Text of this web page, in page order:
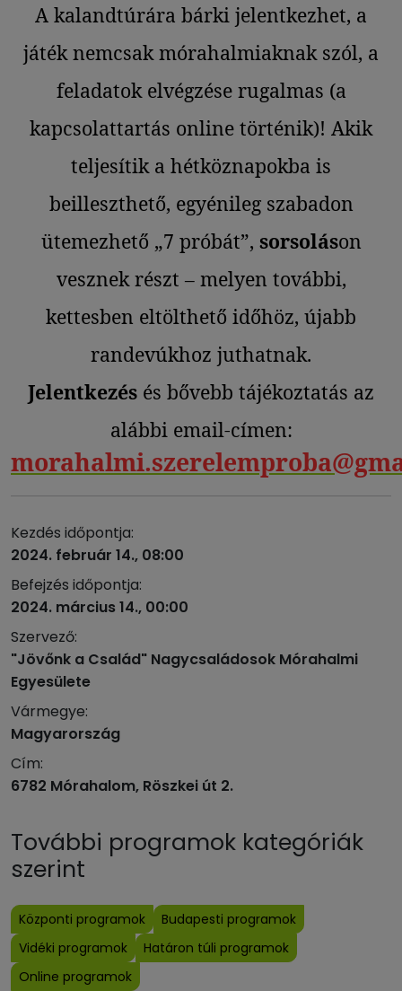
A kalandtúrára bárki jelentkezhet, a
játék nemcsak mórahalmiaknak szól, a
feladatok elvégzése rugalmas (a
kapcsolattartás online történik)! Akik
teljesítik a hétköznapokba is
beilleszthető, egyénileg szabadon
ütemezhető „7 próbát”, sorsoláson
vesznek részt – melyen további,
kettesben eltölthető időhöz, újabb
randevúkhoz juthatnak.
Jelentkezés és bővebb tájékoztatás az
alábbi email-címen:
Kezdés időpontja:
2024. február 14., 08:00
Befejzés időpontja:
2024. március 14., 00:00
Szervező:
"Jövőnk a Család" Nagycsaládosok Mórahalmi
Egyesülete
Vármegye:
Magyarország
Cím:
6782 Mórahalom, Röszkei út 2.
További programok kategóriák
szerint
Központi programok
Budapesti programok
Vidéki programok
Határon túli programok
Online programok